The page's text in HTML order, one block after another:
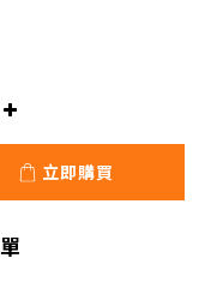
立即購買